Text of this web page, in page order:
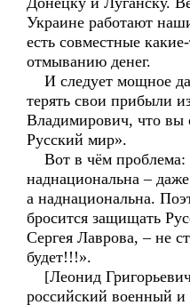
Украине работают
есть совместные
отмыванию денег.
И следует мощное
терять свои прибыли
Владимирович, что вы
Русский мир».
Вот в чём проблема:
наднациональна –
а наднациональна.
бросится защищать
Сергея Лаврова, – не
будет!!!».
[Леонид
российский военный